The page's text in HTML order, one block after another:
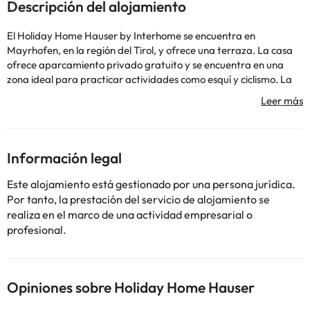
Descripción del alojamiento
El Holiday Home Hauser by Interhome se encuentra en
Mayrhofen, en la región del Tirol, y ofrece una terraza. La casa
ofrece aparcamiento privado gratuito y se encuentra en una
zona ideal para practicar actividades como esquí y ciclismo. La
casa tiene 6 dormitorios, TV vía satélite, cocina equipada con
Mayrhofen. El aeropuerto más cercano es el de Innsbruck,
ubicado a 71 km del Holiday Home Hauser by Interhome.
Deberás abonar el importe total de la reserva antes de llegar.
Interhome te enviará la confirmación con todos los datos del
pago. Después de realizar el pago, el alojamiento te enviará un
e-mail con los datos del establecimiento, incluidas la dirección y el
lugar donde recoger las llaves. Informa a Holiday Home Hauser
hacer la reserva o ponerte en contacto directamente con el
alojamiento. Los datos de contacto aparecen en la confirmación
Información legal
Este alojamiento está gestionado por una persona jurídica.
Por tanto, la prestación del servicio de alojamiento se
realiza en el marco de una actividad empresarial o
profesional.
Opiniones sobre Holiday Home Hauser